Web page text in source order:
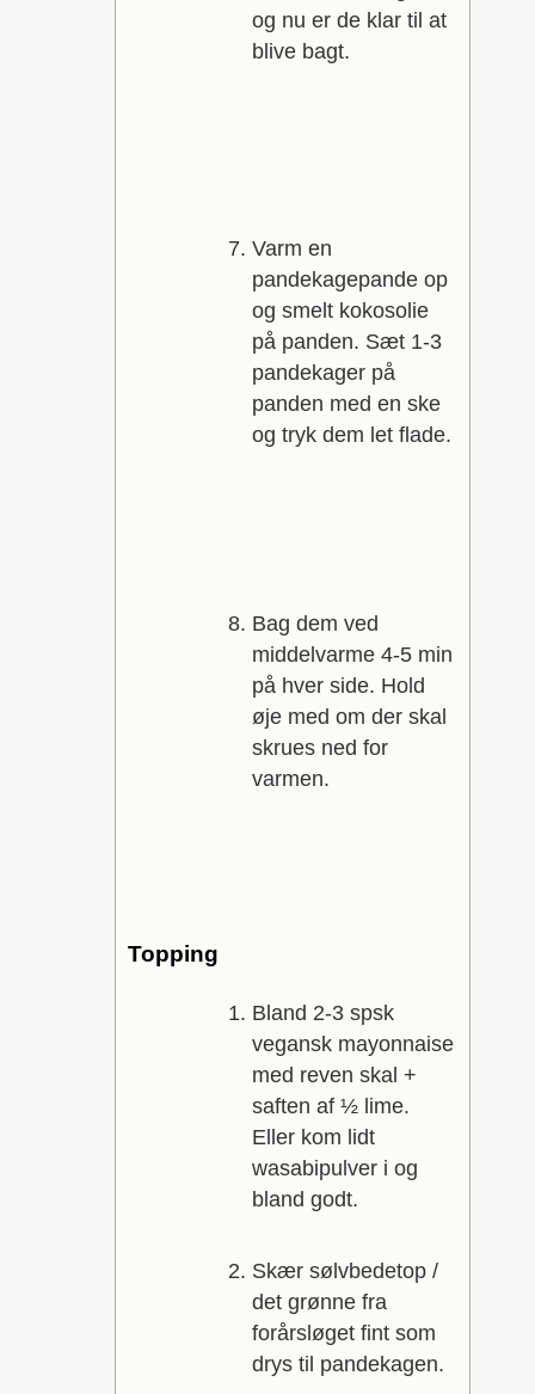
og nu er de klar til at
blive bagt.
Varm en
pandekagepande op
og smelt kokosolie
på panden. Sæt 1-3
pandekager på
panden med en ske
og tryk dem let flade.
Bag dem ved
middelvarme 4-5 min
på hver side. Hold
øje med om der skal
skrues ned for
varmen.
Topping
Bland 2-3 spsk
vegansk mayonnaise
med reven skal +
saften af ½ lime.
Eller kom lidt
wasabipulver i og
bland godt.
Skær sølvbedetop /
det grønne fra
forårsløget fint som
drys til pandekagen.